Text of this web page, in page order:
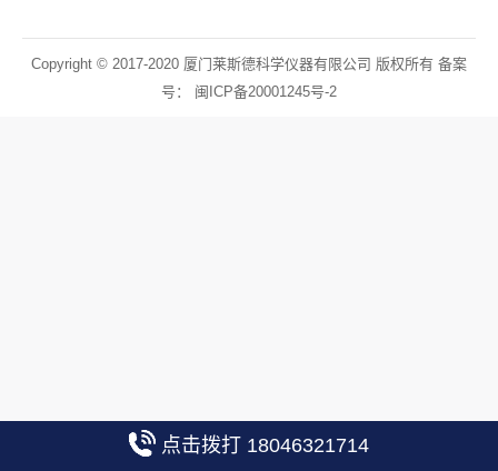
Copyright © 2017-2020 厦门莱斯德科学仪器有限公司 版权所有 备案
号： 闽ICP备20001245号-2
点击拨打 18046321714